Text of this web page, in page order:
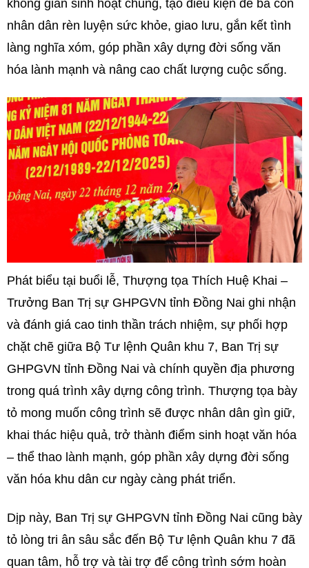
không gian sinh hoạt chung, tạo điều kiện để bà con
nhân dân rèn luyện sức khỏe, giao lưu, gắn kết tình
làng nghĩa xóm, góp phần xây dựng đời sống văn
hóa lành mạnh và nâng cao chất lượng cuộc sống.
Phát biểu tại buổi lễ, Thượng tọa Thích Huệ Khai –
Trưởng Ban Trị sự GHPGVN tỉnh Đồng Nai ghi nhận
và đánh giá cao tinh thần trách nhiệm, sự phối hợp
chặt chẽ giữa Bộ Tư lệnh Quân khu 7, Ban Trị sự
GHPGVN tỉnh Đồng Nai và chính quyền địa phương
trong quá trình xây dựng công trình. Thượng tọa bày
tỏ mong muốn công trình sẽ được nhân dân gìn giữ,
khai thác hiệu quả, trở thành điểm sinh hoạt văn hóa
– thể thao lành mạnh, góp phần xây dựng đời sống
văn hóa khu dân cư ngày càng phát triển.
Dịp này, Ban Trị sự GHPGVN tỉnh Đồng Nai cũng bày
tỏ lòng tri ân sâu sắc đến Bộ Tư lệnh Quân khu 7 đã
quan tâm, hỗ trợ và tài trợ để công trình sớm hoàn